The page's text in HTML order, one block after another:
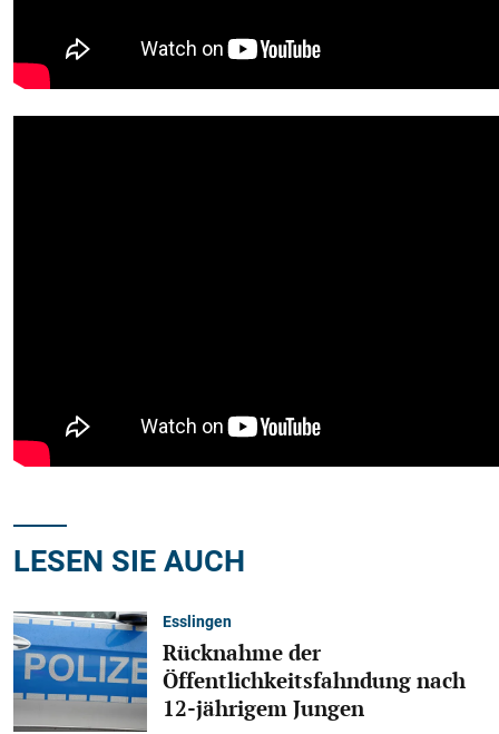
LESEN SIE AUCH
Esslingen
Rücknahme der
Öffentlichkeitsfahndung nach
12-jährigem Jungen